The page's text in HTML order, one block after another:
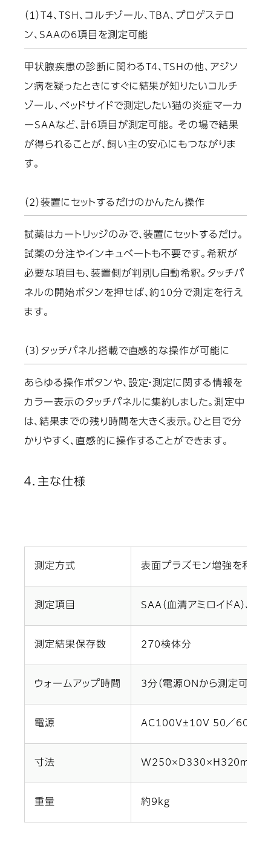
（1）T4、TSH、コルチゾール、TBA、プロゲステロ
ン、SAAの6項目を測定可能
甲状腺疾患の診断に関わるT4、TSHの他、アジソ
ン病を疑ったときにすぐに結果が知りたいコルチ
ゾール、ベッドサイドで測定したい猫の炎症マーカ
ーSAAなど、計6項目が測定可能。 その場で結果
が得られることが、飼い主の安心にもつながりま
す。
（2）装置にセットするだけのかんたん操作
試薬はカートリッジのみで、装置にセットするだけ。
試薬の分注やインキュベートも不要です。希釈が
必要な項目も、装置側が判別し自動希釈。タッチパ
ネルの開始ボタンを押せば、約10分で測定を行え
ます。
（3）タッチパネル搭載で直感的な操作が可能に
あらゆる操作ボタンや、設定・測定に関する情報を
カラー表示のタッチパネルに集約しました。測定中
は、結果までの残り時間を大きく表示。ひと目で分
かりやすく、直感的に操作することができます。
４．主な仕様
測定方式 表面プラズモン増強を利用
測定項目 SAA（血清アミロイドA）、
測定結果保存数 270検体分
ウォームアップ時間 3分（電源ONから測定可能
電源 AC100V±10V 50／60Hz
寸法 W250×D330×H320mm
重量 約9kg